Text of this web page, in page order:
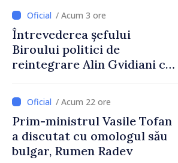
Ambasadoarea Suediei,
Petra Lärke/ Acum 3 ore
Întrevederea șefului
Biroului politici de
reintegrare Alin Gvidiani cu
Comitetului Internațional al
Crucii Roșii în Moldova
/ Acum 22 ore
Prim-ministrul Vasile Tofan
a discutat cu omologul său
bulgar, Rumen Radev